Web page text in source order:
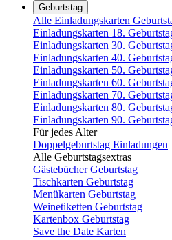
Geburtstag
Alle Einladungskarten
Einladungskarten 18.
Einladungskarten 30.
Einladungskarten 40.
Einladungskarten 50.
Einladungskarten 60.
Einladungskarten 70.
Einladungskarten 80.
Einladungskarten 90.
Für jedes Alter
Doppelgeburtstag Einladungen
Alle Geburtstagsextras
Gästebücher Geburtstag
Tischkarten Geburtstag
Menükarten Geburtstag
Weinetiketten Geburtstag
Kartenbox Geburtstag
Save the Date Karten